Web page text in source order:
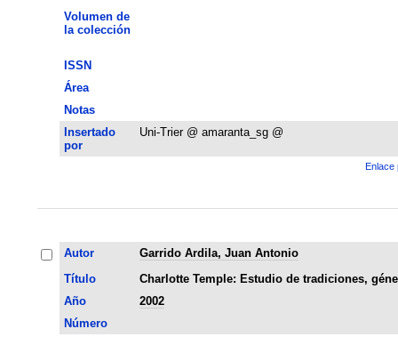
Volumen de
la colección
ISSN
Área
Notas
Insertado
por
Uni-Trier @ amaranta_sg @
Enlace
Autor
Garrido Ardila, Juan Antonio
Título
Charlotte Temple: Estudio de tradiciones,
Año
2002
Número